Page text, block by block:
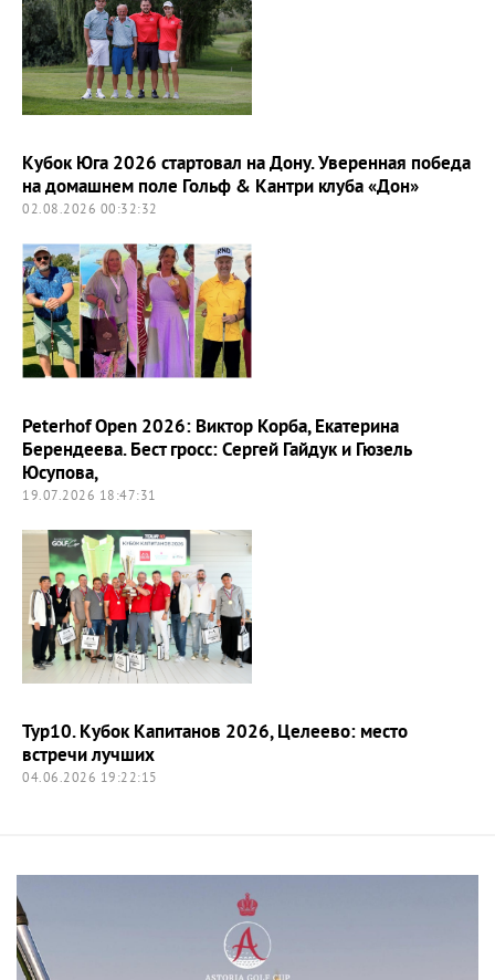
Кубок Юга 2026 стартовал на Дону. Уверенная победа
на домашнем поле Гольф & Кантри клуба «Дон»
02.08.2026 00:32:32
Peterhof Open 2026: Виктор Корба, Екатерина
Берендеева. Бест гросс: Сергей Гайдук и Гюзель
Юсупова,
19.07.2026 18:47:31
Тур10. Кубок Капитанов 2026, Целеево: место
встречи лучших
04.06.2026 19:22:15